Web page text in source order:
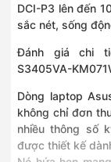
DCI-P3 lên đến
sắc nét, sống
Đánh giá chi
S3405VA-
Dòng laptop
không chỉ đơn
nhiều thông số
được thiết kế